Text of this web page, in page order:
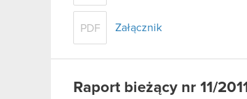
PDF Załącznik
Raport bieżący nr 11/2011